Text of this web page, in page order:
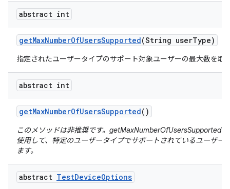
abstract int
getMaxNumberOfUsersSupported(String userType)
指定されたユーザータイプのサポート対象ユーザーの最大数を取
abstract int
getMaxNumberOfUsersSupported()
このメソッドは非推奨です。
使用して、特定のユーザータイプでサポートされているユーザー
ます。
abstract TestDeviceOptions